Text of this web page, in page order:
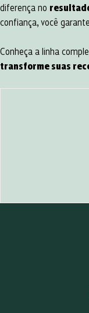
diferença no
confiança, você
Conheça a linha
transforme suas